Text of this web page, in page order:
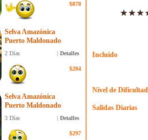
$878
Selva Amazónica
Puerto Maldonado
| Detalles
2 Días
$204
Selva Amazónica
Puerto Maldonado
| Detalles
3 Días
$297
Incluido
Nível de Dificultad
Salidas Diarias